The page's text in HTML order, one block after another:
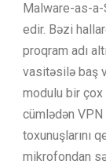
Malware-as-
edir. Bəzi
proqram adı
vasitəsilə baş
modulu bir çox
cümlədən VPN
toxunuşlarını
mikrofondan